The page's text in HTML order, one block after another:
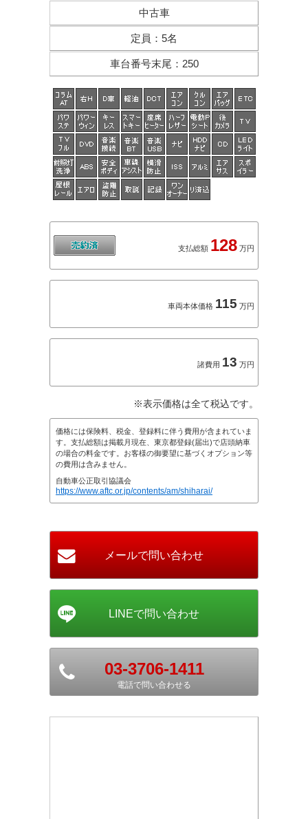
中古車
定員 ： 5名
車台番号末尾 ： 250
支払総額 128 万円
車両本体価格 115 万円
諸費用 13 万円
※表示価格は全て税込です。
価格には保険料、税金、登録料に伴う費用が含まれていま
す。支払総額は掲載月現在、東京都登録(届出)で店頭納車
の場合の料金です。お客様の御要望に基づくオプション等
の費用は含みません。
自動車公正取引協議会
https://www.aftc.or.jp/contents/am/shiharai/
03-3706-1411
電話で問い合わせる